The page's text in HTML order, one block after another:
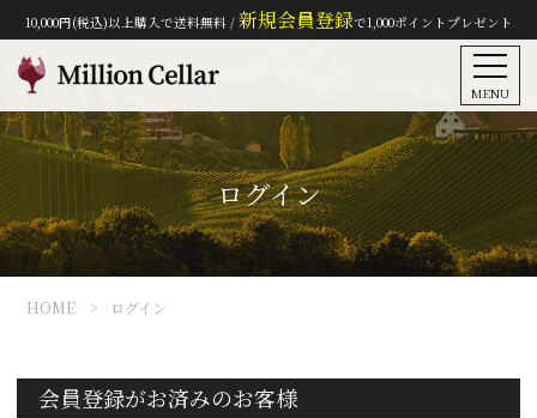
10,000円(税込)以上購入で送料無料 / 新規会員登録で1,000ポイントプレゼント
MENU
ログイン
HOME ログイン
会員登録がお済みのお客様